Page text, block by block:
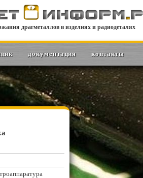
драгметаллов в изделиях и радиодеталях
документация контакты